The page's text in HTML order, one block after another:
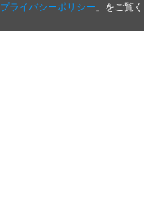
プライバシーポリシー 」をご覧く